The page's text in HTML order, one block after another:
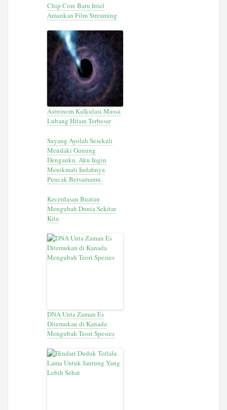
Chip Core Baru Intel
Amankan Film Streaming
Astronom Kalkulasi Massa
Lubang Hitam Terbesar
Sayang Ayolah Sesekali
Mendaki Gunung
Denganku. Aku Ingin
Menikmati Indahnya
Puncak Bersamamu.
Kecerdasan Buatan
Mengubah Dunia Sekitar
Kita
DNA Unta Zaman Es
Ditemukan di Kanada
Mengubah Teori Spesies